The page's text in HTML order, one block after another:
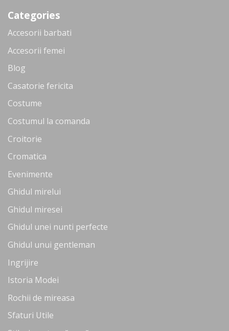
Categories
Accesorii barbati
Accesorii femei
Blog
Casatorie fericita
Costume
Costumul la comanda
Croitorie
Cromatica
Evenimente
Ghidul mirelui
Ghidul miresei
Ghidul unei nunti perfecte
Ghidul unui gentleman
Ingrijire
Istoria Modei
Rochii de mireasa
Sfaturi Utile